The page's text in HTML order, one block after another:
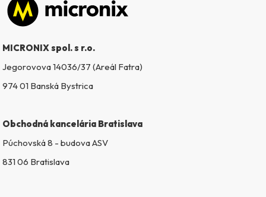
v
u
Zápätie
MICRONIX spol. s r.o.
Jegorovova 14036/37 (Areál Fatra)
974 01 Banská Bystrica
Obchodná kancelária Bratislava
Púchovská 8 - budova ASV
831 06 Bratislava